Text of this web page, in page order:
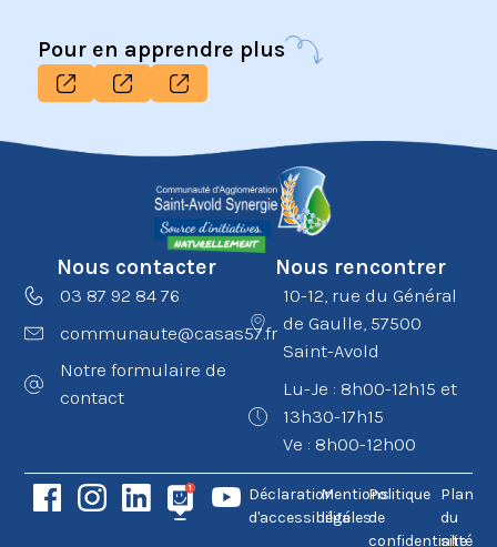
Pour en apprendre plus
Nous contacter
03 87 92 84 76
communaute@casas57.fr
Notre formulaire de
contact
Nous rencontrer
10-12, rue du Général
de Gaulle, 57500
Saint-Avold
Lu-Je : 8h00-12h15 et
13h30-17h15
Ve : 8h00-12h00
Déclaration
d'accessibilité
Mentions
légales
Politique
de
confidentialité
Plan
du
site